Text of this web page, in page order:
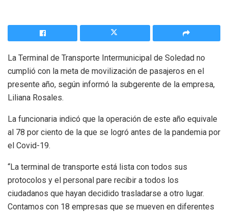
La Terminal de Transporte Intermunicipal de Soledad no
cumplió con la meta de movilización de pasajeros en el
presente año, según informó la subgerente de la empresa,
Liliana Rosales.
La funcionaria indicó que la operación de este año equivale
al 78 por ciento de la que se logró antes de la pandemia por
el Covid-19.
“La terminal de transporte está lista con todos sus
protocolos y el personal pare recibir a todos los
ciudadanos que hayan decidido trasladarse a otro lugar.
Contamos con 18 empresas que se mueven en diferentes